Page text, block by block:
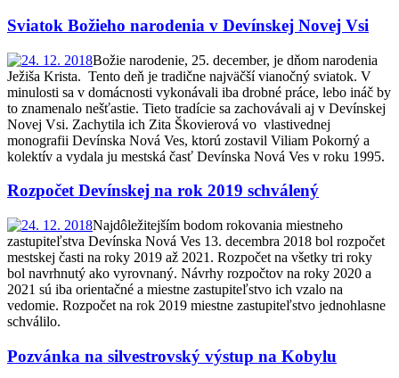
Sviatok Božieho narodenia v Devínskej Novej Vsi
Božie narodenie, 25. december, je dňom narodenia
Ježiša Krista. Tento deň je tradične najväčší vianočný sviatok. V
minulosti sa v domácnosti vykonávali iba drobné práce, lebo ináč by
to znamenalo nešťastie. Tieto tradície sa zachovávali aj v Devínskej
Novej Vsi. Zachytila ich Zita Škovierová vo vlastivednej
monografii Devínska Nová Ves, ktorú zostavil Viliam Pokorný a
kolektív a vydala ju mestská časť Devínska Nová Ves v roku 1995.
Rozpočet Devínskej na rok 2019 schválený
Najdôležitejším bodom rokovania miestneho
zastupiteľstva Devínska Nová Ves 13. decembra 2018 bol rozpočet
mestskej časti na roky 2019 až 2021. Rozpočet na všetky tri roky
bol navrhnutý ako vyrovnaný. Návrhy rozpočtov na roky 2020 a
2021 sú iba orientačné a miestne zastupiteľstvo ich vzalo na
vedomie. Rozpočet na rok 2019 miestne zastupiteľstvo jednohlasne
schválilo.
Pozvánka na silvestrovský výstup na Kobylu